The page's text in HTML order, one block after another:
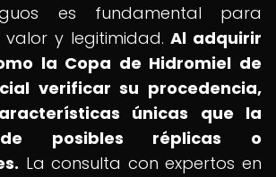
es fundamental para
valor y legitimidad.Al adquirir
la Copa de Hidromiel de
verificar su procedencia,
únicas que la
posibles réplicas o
La consulta con expertos en